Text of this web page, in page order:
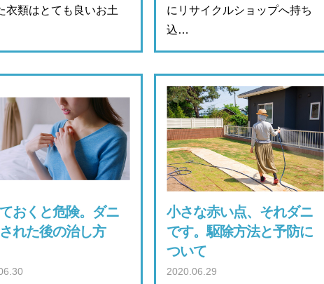
衣類はとても良いお土
にリサイクルショップへ持ち
込…
おくと危険。ダニ
れた後の治し方
小さな赤い点、それダニ
です。駆除方法と予防に
ついて
2020.06.29